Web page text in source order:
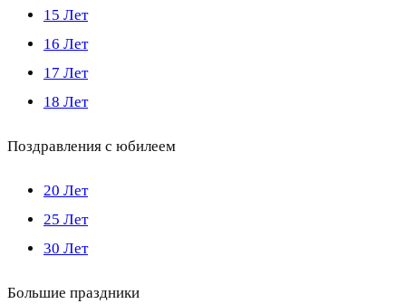
15 Лет
16 Лет
17 Лет
18 Лет
Поздравления с юбилеем
20 Лет
25 Лет
30 Лет
Большие праздники